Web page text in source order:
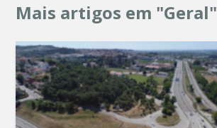
Mais artigos em "Geral"